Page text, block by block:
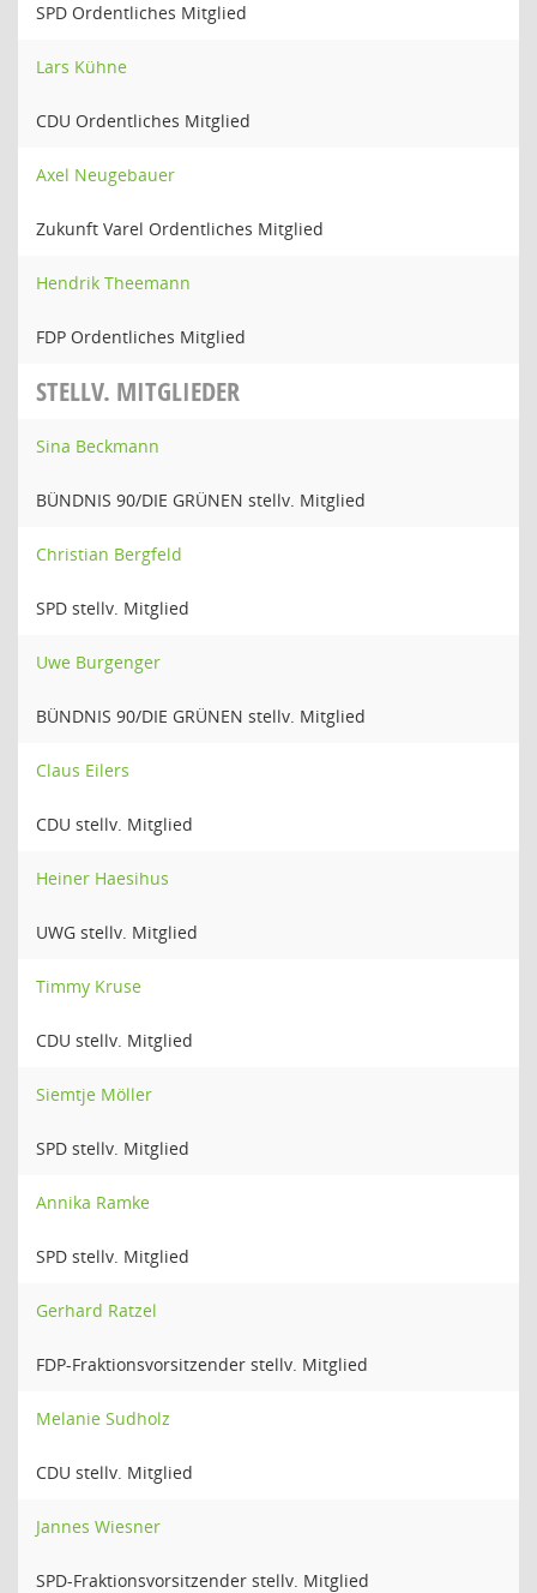
SPD Ordentliches Mitglied
Lars Kühne
CDU Ordentliches Mitglied
Axel Neugebauer
Zukunft Varel Ordentliches Mitglied
Hendrik Theemann
FDP Ordentliches Mitglied
STELLV. MITGLIEDER
Sina Beckmann
BÜNDNIS 90/DIE GRÜNEN stellv. Mitglied
Christian Bergfeld
SPD stellv. Mitglied
Uwe Burgenger
BÜNDNIS 90/DIE GRÜNEN stellv. Mitglied
Claus Eilers
CDU stellv. Mitglied
Heiner Haesihus
UWG stellv. Mitglied
Timmy Kruse
CDU stellv. Mitglied
Siemtje Möller
SPD stellv. Mitglied
Annika Ramke
SPD stellv. Mitglied
Gerhard Ratzel
FDP-Fraktionsvorsitzender stellv. Mitglied
Melanie Sudholz
CDU stellv. Mitglied
Jannes Wiesner
SPD-Fraktionsvorsitzender stellv. Mitglied